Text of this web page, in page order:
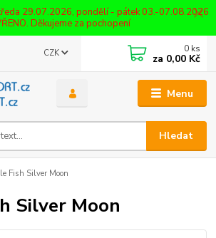
29.07.2026, pondělí - pátek 03.-07.08.2026
Děkujeme za pochopení
Menu
CZK
Hledat
0 ks
za 0,00 Kč
Fish Silver Moon
Silver Moon